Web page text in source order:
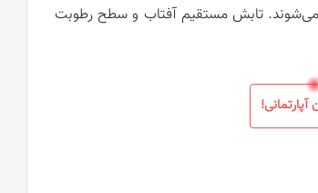
می‌شوند. تابش مستقیم آفتاب و سطح رطوبت